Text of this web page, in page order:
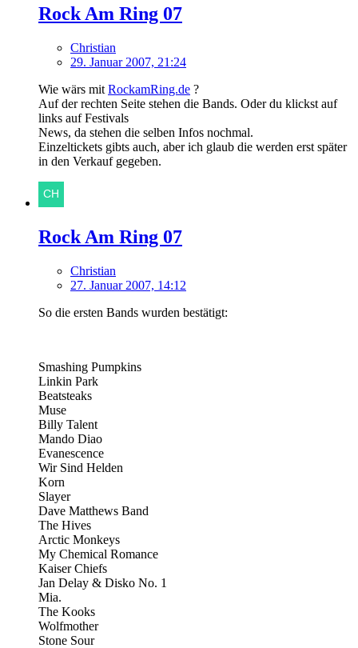
Rock Am Ring 07
Christian
29. Januar 2007, 21:24
Wie wärs mit RockamRing.de ?
Auf der rechten Seite stehen die Bands. Oder du klickst auf
links auf Festivals
News, da stehen die selben Infos nochmal.
Einzeltickets gibts auch, aber ich glaub die werden erst später
in den Verkauf gegeben.
Rock Am Ring 07
Christian
27. Januar 2007, 14:12
So die ersten Bands wurden bestätigt:
Smashing Pumpkins
Linkin Park
Beatsteaks
Muse
Billy Talent
Mando Diao
Evanescence
Wir Sind Helden
Korn
Slayer
Dave Matthews Band
The Hives
Arctic Monkeys
My Chemical Romance
Kaiser Chiefs
Jan Delay & Disko No. 1
Mia.
The Kooks
Wolfmother
Stone Sour